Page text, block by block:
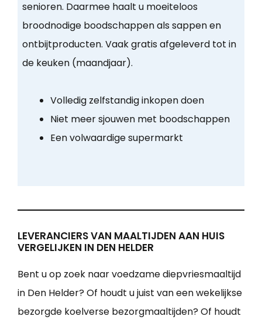
senioren. Daarmee haalt u moeiteloos
broodnodige boodschappen als sappen en
ontbijtproducten. Vaak gratis afgeleverd tot in
de keuken (maandjaar).
Volledig zelfstandig inkopen doen
Niet meer sjouwen met boodschappen
Een volwaardige supermarkt
LEVERANCIERS VAN MAALTIJDEN AAN HUIS
VERGELIJKEN IN DEN HELDER
Bent u op zoek naar voedzame diepvriesmaaltijd
in Den Helder? Of houdt u juist van een wekelijkse
bezorgde koelverse bezorgmaaltijden? Of houdt